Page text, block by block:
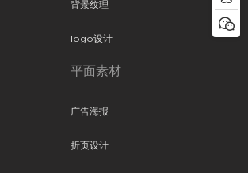
背景纹理
logo设计
平面素材
广告海报
折页设计